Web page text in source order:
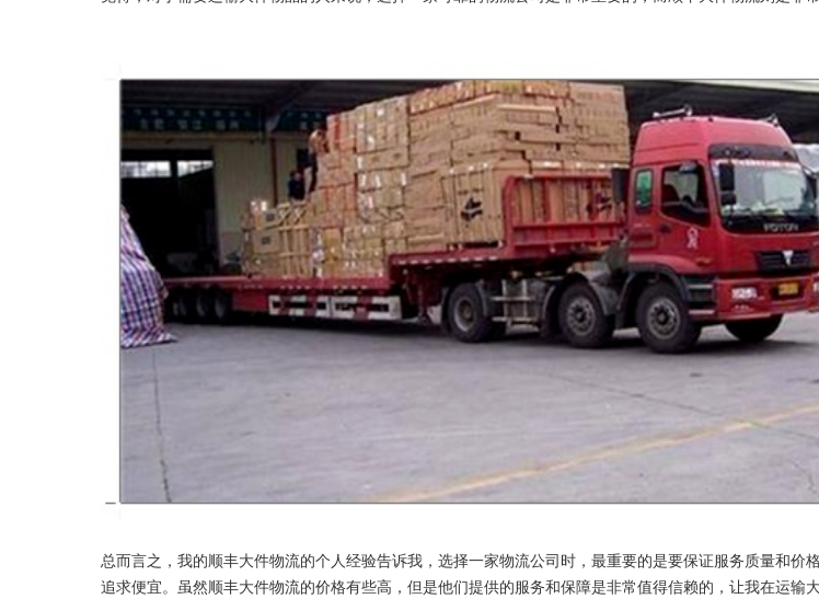
总而言之，我的顺丰大件物流的个人经验告诉我，选择一家物流公司时，最重要的是要保证服务质量和价
追求便宜。虽然顺丰大件物流的价格有些高，但是他们提供的服务和保障是非常值得信赖的，让我在运输